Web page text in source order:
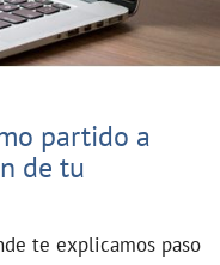
partido a
de tu
te explicamos paso